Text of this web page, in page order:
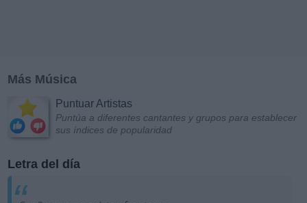
Más Música
Puntuar Artistas
Puntúa a diferentes cantantes y grupos para establecer
sus índices de popularidad
Letra del día